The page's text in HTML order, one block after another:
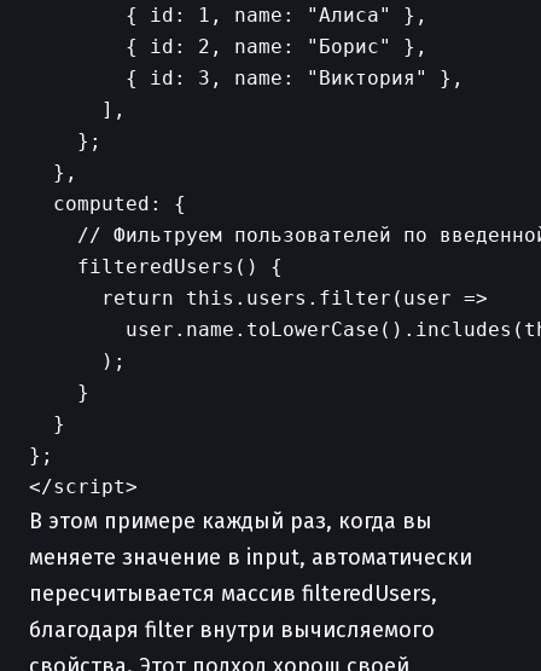
        { id: 1, name: "Алиса" },
        { id: 2, name: "Борис" },
        { id: 3, name: "Виктория" },
      ],
    };
  },
  computed: {
// Фильтруем пользователей по
    filteredUsers() {
      return this.users.filter(user =>
      );
    }
  }
};
В этом примере каждый раз, когда вы
меняете значение в input, автоматически
пересчитывается массив filteredUsers,
благодаря filter внутри вычисляемого